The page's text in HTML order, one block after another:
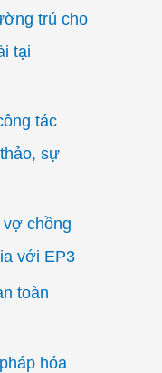
trú cho
tại
tác
sự
chồng
với EP3
toàn
hóa